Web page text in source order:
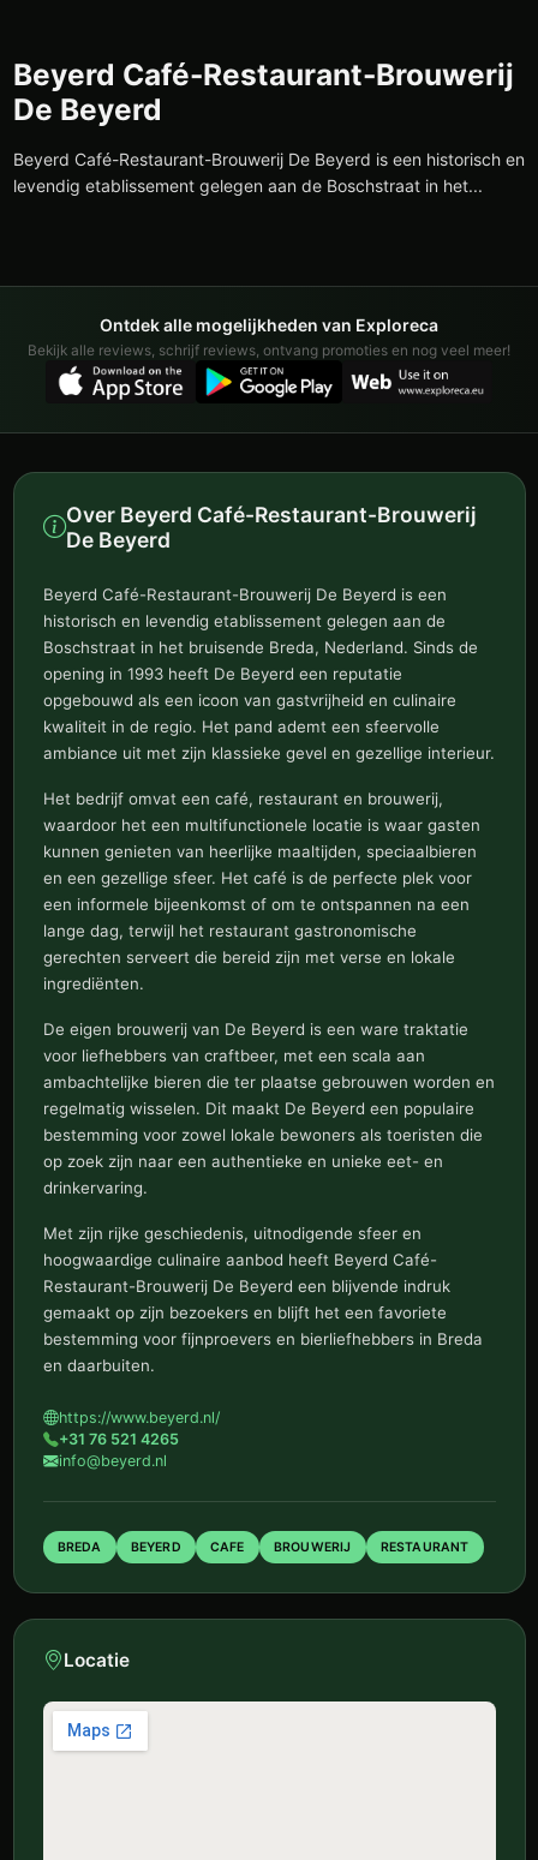
Beyerd Café-Restaurant-Brouwerij
De Beyerd
Beyerd Café-Restaurant-Brouwerij De Beyerd is een historisch en
levendig etablissement gelegen aan de Boschstraat in het...
Ontdek alle mogelijkheden van Exploreca
Bekijk alle reviews, schrijf reviews, ontvang promoties en nog veel meer!
Over Beyerd Café-Restaurant-Brouwerij
De Beyerd
Beyerd Café-Restaurant-Brouwerij De Beyerd is een
historisch en levendig etablissement gelegen aan de
Boschstraat in het bruisende Breda, Nederland. Sinds de
opening in 1993 heeft De Beyerd een reputatie
opgebouwd als een icoon van gastvrijheid en culinaire
kwaliteit in de regio. Het pand ademt een sfeervolle
ambiance uit met zijn klassieke gevel en gezellige interieur.
Het bedrijf omvat een café, restaurant en brouwerij,
waardoor het een multifunctionele locatie is waar gasten
kunnen genieten van heerlijke maaltijden, speciaalbieren
en een gezellige sfeer. Het café is de perfecte plek voor
een informele bijeenkomst of om te ontspannen na een
lange dag, terwijl het restaurant gastronomische
gerechten serveert die bereid zijn met verse en lokale
ingrediënten.
De eigen brouwerij van De Beyerd is een ware traktatie
voor liefhebbers van craftbeer, met een scala aan
ambachtelijke bieren die ter plaatse gebrouwen worden en
regelmatig wisselen. Dit maakt De Beyerd een populaire
bestemming voor zowel lokale bewoners als toeristen die
op zoek zijn naar een authentieke en unieke eet- en
drinkervaring.
Met zijn rijke geschiedenis, uitnodigende sfeer en
hoogwaardige culinaire aanbod heeft Beyerd Café-
Restaurant-Brouwerij De Beyerd een blijvende indruk
gemaakt op zijn bezoekers en blijft het een favoriete
bestemming voor fijnproevers en bierliefhebbers in Breda
en daarbuiten.
https://www.beyerd.nl/
+31 76 521 4265
info@beyerd.nl
BREDA BEYERD CAFE BROUWERIJ RESTAURANT
Locatie